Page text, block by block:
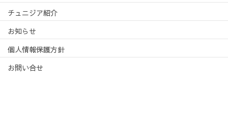
チュニジア紹介
お知らせ
個人情報保護方針
お問い合せ